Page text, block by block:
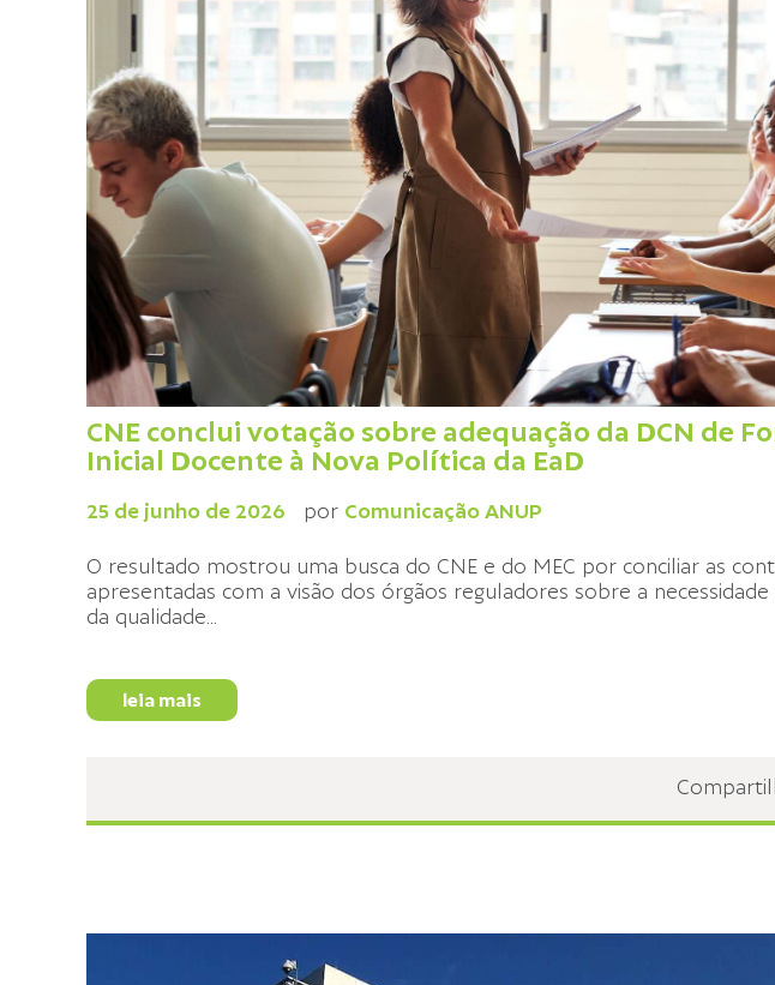
CNE conclui votação sobre adequação da DCN de
Inicial Docente à Nova Política da EaD
25 de junho de 2026 por Comunicação ANUP
O resultado mostrou uma busca do CNE e do MEC por conciliar as
apresentadas com a visão dos órgãos reguladores sobre a
da qualidade...
leia mais